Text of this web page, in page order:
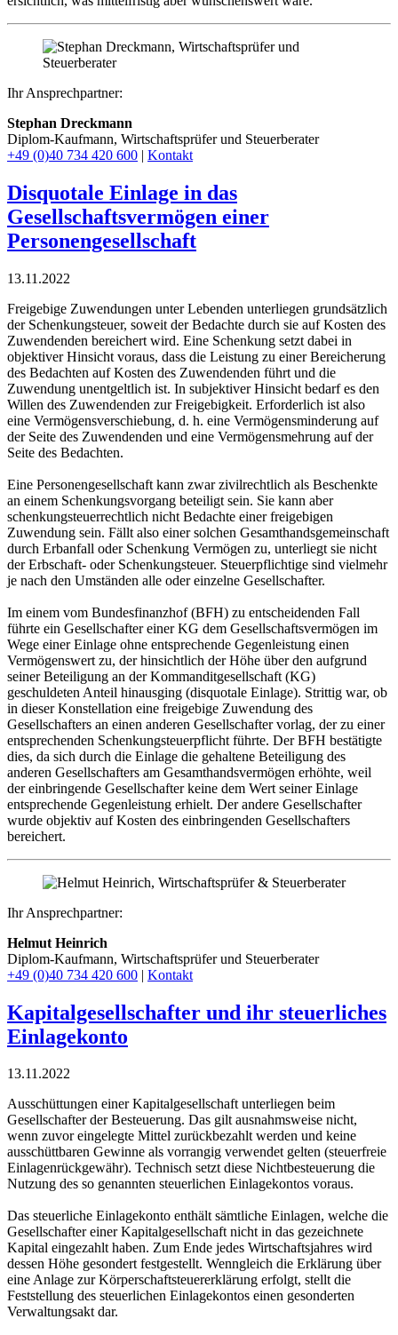
Ihr Ansprechpartner:
Stephan Dreckmann
Diplom-Kaufmann, Wirtschaftsprüfer und Steuerberater
+49 (0)40 734 420 600 | Kontakt
Disquotale Einlage in das
Gesellschaftsvermögen einer
Personengesellschaft
13.11.2022
Freigebige Zuwendungen unter Lebenden unterliegen grundsätzlich
der Schenkungsteuer, soweit der Bedachte durch sie auf Kosten des
Zuwendenden bereichert wird. Eine Schenkung setzt dabei in
objektiver Hinsicht voraus, dass die Leistung zu einer Bereicherung
des Bedachten auf Kosten des Zuwendenden führt und die
Zuwendung unentgeltlich ist. In subjektiver Hinsicht bedarf es den
Willen des Zuwendenden zur Freigebigkeit. Erforderlich ist also
eine Vermögensverschiebung, d. h. eine Vermögensminderung auf
der Seite des Zuwendenden und eine Vermögensmehrung auf der
Seite des Bedachten.
Eine Personengesellschaft kann zwar zivilrechtlich als Beschenkte
an einem Schenkungsvorgang beteiligt sein. Sie kann aber
schenkungsteuerrechtlich nicht Bedachte einer freigebigen
Zuwendung sein. Fällt also einer solchen Gesamthandsgemeinschaft
durch Erbanfall oder Schenkung Vermögen zu, unterliegt sie nicht
der Erbschaft- oder Schenkungsteuer. Steuerpflichtige sind vielmehr
je nach den Umständen alle oder einzelne Gesellschafter.
Im einem vom Bundesfinanzhof (BFH) zu entscheidenden Fall
führte ein Gesellschafter einer KG dem Gesellschaftsvermögen im
Wege einer Einlage ohne entsprechende Gegenleistung einen
Vermögenswert zu, der hinsichtlich der Höhe über den aufgrund
seiner Beteiligung an der Kommanditgesellschaft (KG)
geschuldeten Anteil hinausging (disquotale Einlage). Strittig war, ob
in dieser Konstellation eine freigebige Zuwendung des
Gesellschafters an einen anderen Gesellschafter vorlag, der zu einer
entsprechenden Schenkungsteuerpflicht führte. Der BFH bestätigte
dies, da sich durch die Einlage die gehaltene Beteiligung des
anderen Gesellschafters am Gesamthandsvermögen erhöhte, weil
der einbringende Gesellschafter keine dem Wert seiner Einlage
entsprechende Gegenleistung erhielt. Der andere Gesellschafter
wurde objektiv auf Kosten des einbringenden Gesellschafters
bereichert.
Ihr Ansprechpartner:
Helmut Heinrich
Diplom-Kaufmann, Wirtschaftsprüfer ​und Steuerberater
+49 (0)40 734 420 600 | Kontakt
Kapitalgesellschafter und ihr steuerliches
Einlagekonto
13.11.2022
Ausschüttungen einer Kapitalgesellschaft unterliegen beim
Gesellschafter der Besteuerung. Das gilt ausnahmsweise nicht,
wenn zuvor eingelegte Mittel zurückbezahlt werden und keine
ausschüttbaren Gewinne als vorrangig verwendet gelten (steuerfreie
Einlagenrückgewähr). Technisch setzt diese Nichtbesteuerung die
Nutzung des so genannten steuerlichen Einlagekontos voraus.
Das steuerliche Einlagekonto enthält sämtliche Einlagen, welche die
Gesellschafter einer Kapitalgesellschaft nicht in das gezeichnete
Kapital eingezahlt haben. Zum Ende jedes Wirtschaftsjahres wird
dessen Höhe gesondert festgestellt. Wenngleich die Erklärung über
eine Anlage zur Körperschaftsteuererklärung erfolgt, stellt die
Feststellung des steuerlichen Einlagekontos einen gesonderten
Verwaltungsakt dar.